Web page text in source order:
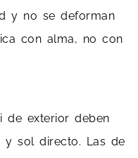
y no se deforman
con alma, no con
de exterior deben
y sol directo. Las de